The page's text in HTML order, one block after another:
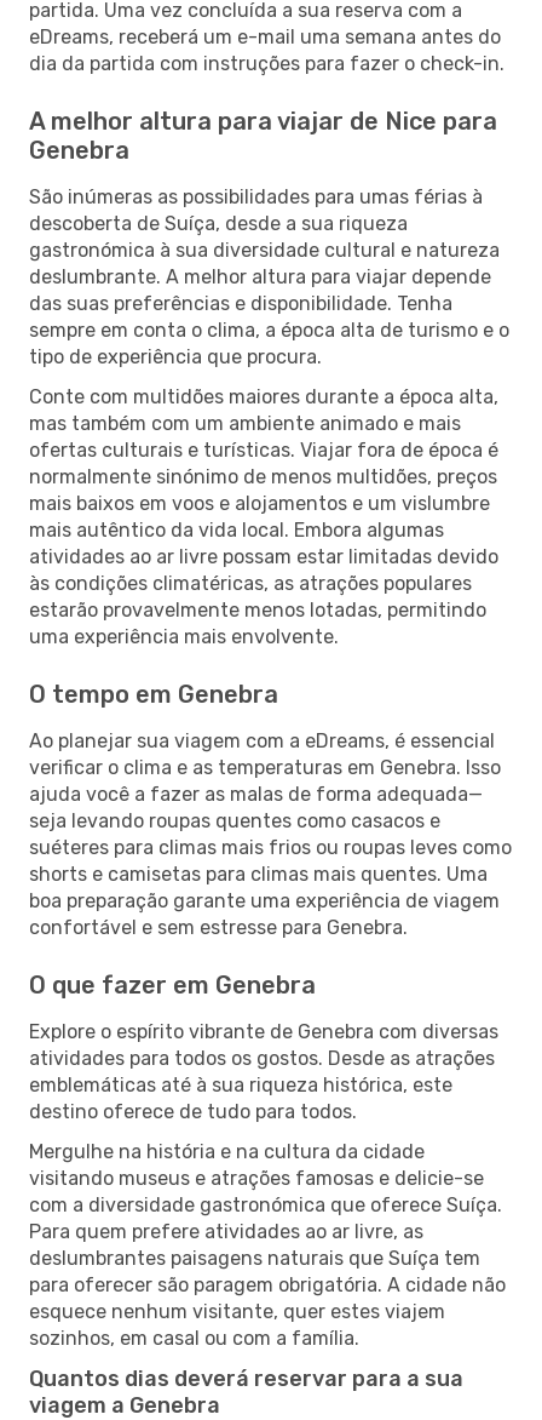
partida. Uma vez concluída a sua reserva com a
eDreams, receberá um e-mail uma semana antes do
dia da partida com instruções para fazer o check-in.
A melhor altura para viajar de Nice para
Genebra
São inúmeras as possibilidades para umas férias à
descoberta de Suíça, desde a sua riqueza
gastronómica à sua diversidade cultural e natureza
deslumbrante. A melhor altura para viajar depende
das suas preferências e disponibilidade. Tenha
sempre em conta o clima, a época alta de turismo e o
tipo de experiência que procura.
Conte com multidões maiores durante a época alta,
mas também com um ambiente animado e mais
ofertas culturais e turísticas. Viajar fora de época é
normalmente sinónimo de menos multidões, preços
mais baixos em voos e alojamentos e um vislumbre
mais autêntico da vida local. Embora algumas
atividades ao ar livre possam estar limitadas devido
às condições climatéricas, as atrações populares
estarão provavelmente menos lotadas, permitindo
uma experiência mais envolvente.
O tempo em Genebra
Ao planejar sua viagem com a eDreams, é essencial
verificar o clima e as temperaturas em Genebra. Isso
ajuda você a fazer as malas de forma adequada—
seja levando roupas quentes como casacos e
suéteres para climas mais frios ou roupas leves como
shorts e camisetas para climas mais quentes. Uma
boa preparação garante uma experiência de viagem
confortável e sem estresse para Genebra.
O que fazer em Genebra
Explore o espírito vibrante de Genebra com diversas
atividades para todos os gostos. Desde as atrações
emblemáticas até à sua riqueza histórica, este
destino oferece de tudo para todos.
Mergulhe na história e na cultura da cidade
visitando museus e atrações famosas e delicie-se
com a diversidade gastronómica que oferece Suíça.
Para quem prefere atividades ao ar livre, as
deslumbrantes paisagens naturais que Suíça tem
para oferecer são paragem obrigatória. A cidade não
esquece nenhum visitante, quer estes viajem
sozinhos, em casal ou com a família.
Quantos dias deverá reservar para a sua
viagem a Genebra